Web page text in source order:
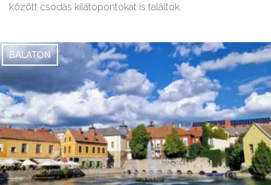
között csodás kilátópontokat is találtok.
BALATON